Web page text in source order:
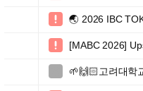
 🌏 2026 IBC
 [MABC 2026]
🌱🙌🏻고려대학